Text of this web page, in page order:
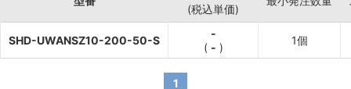
(税込単価)
SHD-UWANSZ10-200-50-S
-
( - )
1個
1